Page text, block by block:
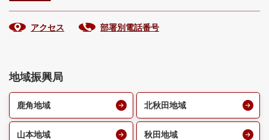
アクセス 部署別電話番号
地域振興局
鹿角地域 北秋田地域
山本地域 秋田地域